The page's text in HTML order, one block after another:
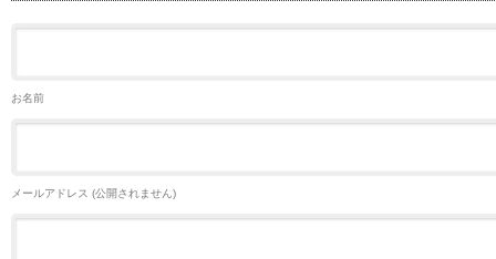
お名前
メールアドレス (公開されません)